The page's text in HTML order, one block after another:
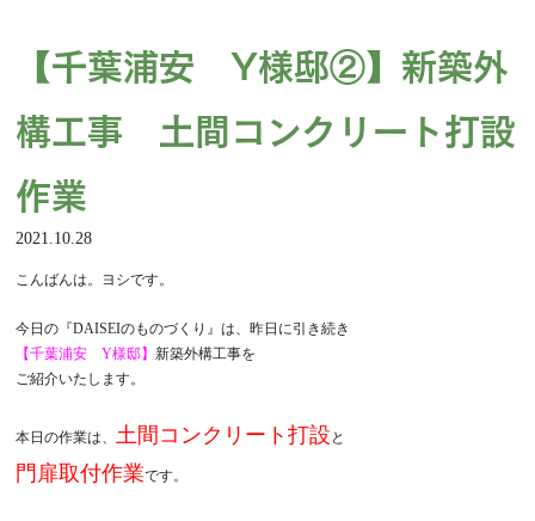
【千葉浦安 Y様邸②】新築外
構工事 土間コンクリート打設
作業
2021.10.28
こんばんは。ヨシです。
今日の『DAISEIのものづくり』は、昨日に引き続き
【千葉浦安 Y様邸】 新築外構工事を
ご紹介いたします。
本日の作業は、 土間コンクリート打設 と
門扉取付作業です。